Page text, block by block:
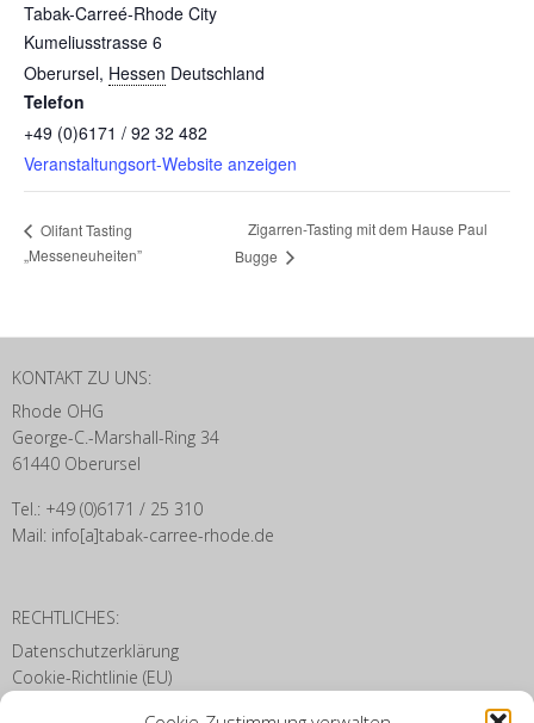
Tabak-Carreé-Rhode City
Kumeliusstrasse 6
Oberursel, Hessen Deutschland
Telefon
+49 (0)6171 / 92 32 482
Veranstaltungsort-Website anzeigen
Olifant Tasting
„Messeneuheiten”
Zigarren-Tasting mit dem Hause Paul
Bugge
KONTAKT ZU UNS:
Rhode OHG
George-C.-Marshall-Ring 34
61440 Oberursel
Tel.: +49 (0)6171 / 25 310
Mail: info[a]tabak-carree-rhode.de
RECHTLICHES:
Datenschutzerklärung
Cookie-Richtlinie (EU)